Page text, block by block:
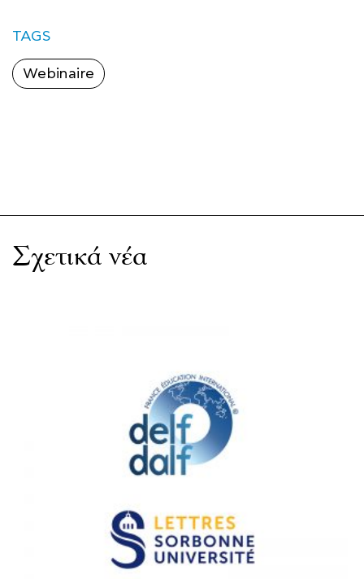
TAGS
Webinaire
Σχετικά νέα